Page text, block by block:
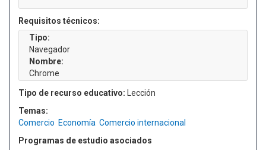
Requisitos técnicos:
Tipo:
Navegador
Nombre:
Chrome
Tipo de recurso educativo: Lección
Temas:
Comercio Economía Comercio internacional
Programas de estudio asociados